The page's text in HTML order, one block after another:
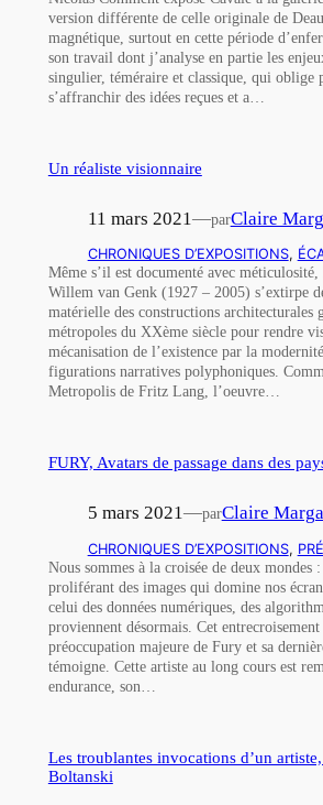
version différente de celle originale de
magnétique, surtout en cette période
son travail dont j’analyse en partie les
singulier, téméraire et classique, qui oblige
s’affranchir des idées reçues et а…
Un réaliste visionnaire
11 mars 2021—parClaire
CHRONIQUES D’EXPOSITIONS,
Même s’il est documenté avec
Willem van Genk (1927 – 2005) s’extirpe
matérielle des constructions architecturales
métropoles du XXème siècle pour rendre
mécanisation de l’existence par la
figurations narratives polyphoniques.
Metropolis de Fritz Lang, l’oeuvre…
FURY, Avatars de passage dans des
5 mars 2021—parClaire
CHRONIQUES D’EXPOSITIONS,
Nous sommes à la croisée de deux mondes
proliférant des images qui domine nos
celui des données numériques, des
proviennent désormais. Cet entrecroisement
préoccupation majeure de Fury et sa
témoigne. Cette artiste au long cours est
endurance, son…
Les troublantes invocations d’un
Boltanski